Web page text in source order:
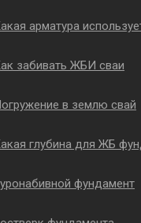
арматура
забивать ЖБИ сваи
в землю свай
глубина для ЖБ
фундамент